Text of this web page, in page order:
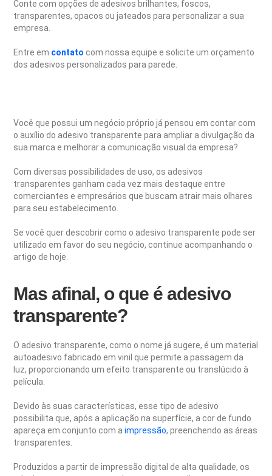
Conte com opções de adesivos brilhantes, foscos,
transparentes, opacos ou jateados para personalizar a sua
empresa.
Entre em contato com nossa equipe e solicite um orçamento
dos adesivos personalizados para parede.
Você que possui um negócio próprio já pensou em contar com
o auxílio do adesivo transparente para ampliar a divulgação da
sua marca e melhorar a comunicação visual da empresa?
Com diversas possibilidades de uso, os adesivos
transparentes ganham cada vez mais destaque entre
comerciantes e empresários que buscam atrair mais olhares
para seu estabelecimento.
Se você quer descobrir como o adesivo transparente pode ser
utilizado em favor do seu negócio, continue acompanhando o
artigo de hoje.
Mas afinal, o que é adesivo
transparente?
O adesivo transparente, como o nome já sugere, é um material
autoadesivo fabricado em vinil que permite a passagem da
luz, proporcionando um efeito transparente ou translúcido à
película.
Devido às suas características, esse tipo de adesivo
possibilita que, após a aplicação na superfície, a cor de fundo
apareça em conjunto com aimpressão, preenchendo as áreas
transparentes.
Produzidos a partir de impressão digital de alta qualidade, os